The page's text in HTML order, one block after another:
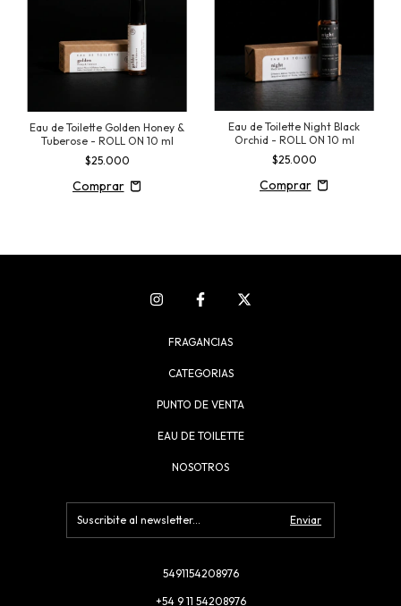
Eau de Toilette Golden Honey &
Tuberose - ROLL ON 10 ml
$25.000
Eau de Toilette Night Black
Orchid - ROLL ON 10 ml
$25.000
FRAGANCIAS
CATEGORIAS
PUNTO DE VENTA
EAU DE TOILETTE
NOSOTROS
5491154208976
+54 9 11 54208976